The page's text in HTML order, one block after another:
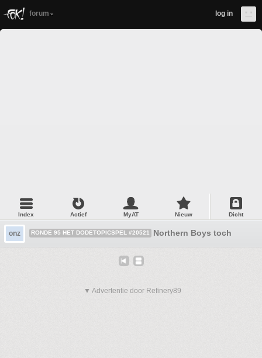
forum log in
Index Actief MyAT Nieuw Dicht
onz RONDE 95 HET DODETOPICSPEL #20521 Northern Boys toch
▼ Advertentie door Refinery89